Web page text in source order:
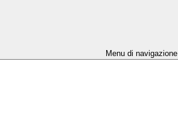
Menu di navigazione